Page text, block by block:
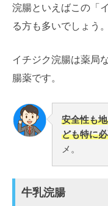
浣腸といえばこの「
る方も多いでしょう。
イチジク浣腸は薬局
腸薬です。
安全性も
ども特に
メ。
牛乳浣腸